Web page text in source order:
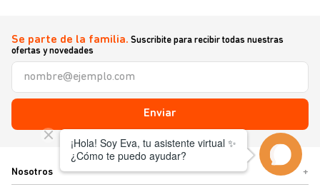
Se parte de la familia. Suscribite para recibir todas nuestras
ofertas y novedades
Enviar
Nosotros +